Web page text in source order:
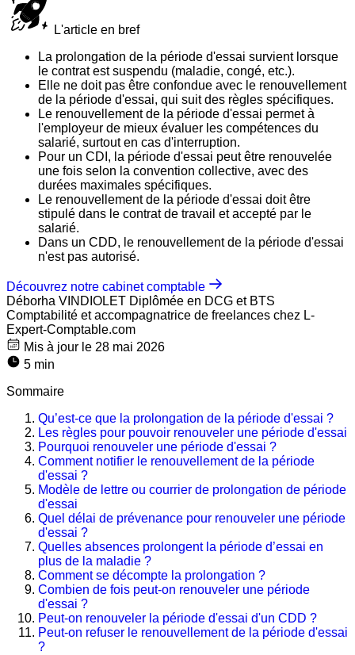
L'article en bref
La prolongation de la période d'essai survient lorsque
le contrat est suspendu (maladie, congé, etc.).
Elle ne doit pas être confondue avec le renouvellement
de la période d'essai, qui suit des règles spécifiques.
Le renouvellement de la période d'essai permet à
l'employeur de mieux évaluer les compétences du
salarié, surtout en cas d'interruption.
Pour un CDI, la période d'essai peut être renouvelée
une fois selon la convention collective, avec des
durées maximales spécifiques.
Le renouvellement de la période d'essai doit être
stipulé dans le contrat de travail et accepté par le
salarié.
Dans un CDD, le renouvellement de la période d'essai
n'est pas autorisé.
Découvrez notre cabinet comptable
Déborha VINDIOLET Diplômée en DCG et BTS
Comptabilité et accompagnatrice de freelances chez L-
Expert-Comptable.com
Mis à jour le 28 mai 2026
5 min
Sommaire
Qu’est-ce que la prolongation de la période d'essai ?
Les règles pour pouvoir renouveler une période d'essai
Pourquoi renouveler une période d'essai ?
Comment notifier le renouvellement de la période
d'essai ?
Modèle de lettre ou courrier de prolongation de période
d'essai
Quel délai de prévenance pour renouveler une période
d'essai ?
Quelles absences prolongent la période d’essai en
plus de la maladie ?
Comment se décompte la prolongation ?
Combien de fois peut-on renouveler une période
d'essai ?
Peut-on renouveler la période d'essai d'un CDD ?
Peut-on refuser le renouvellement de la période d'essai
?